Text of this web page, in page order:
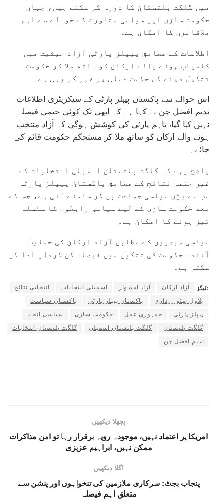
میں گلگت بلتستان کا دورہ کر سکتے ہیں، جہاں
حکومت سازی اور سیاسی مشاورت کے حوالے سے اہم
ملاقاتوں کا امکان ہے۔
اطلاعات کے مطابق پیپلز پارٹی آزاد حیثیت میں
کامیاب ہونے والے ارکان کو ساتھ ملا کر حکومت
تشکیل دینے کی حکمت عملی پر غور کر رہی ہے۔
اس حوالے سے پاکستان پیپلز پارٹی کے سیکریٹری اطلاعات
ندیم افضل چن نے کہا ہے کہ ابھی تک کوئی حتمی فیصلہ
نہیں کیا گیا، تاہم پارٹی کی کوشش ہوگی کہ آزاد منتخب
ہونے والے ارکان کو ساتھ ملا کر مستحکم حکومت قائم کی
جائے۔
واضح رہے کہ گلگت بلتستان اسمبلی انتخابات کے
غیر حتمی نتائج کے مطابق پاکستان پیپلز پارٹی
سب سے بڑی سیاسی جماعت بن کر سامنے آئی ہے، جس کے
بعد حکومت سازی کے لیے سیاسی رابطوں کا سلسلہ
تیز ہونے کا امکان ہے۔
سیاسی مبصرین کے مطابق آزاد ارکان کی حمایت
آئندہ حکومت کی تشکیل میں فیصلہ کن کردار ادا کر
سکتی ہے۔
ٹیگز: آزاد ارکان آزاد امیدوار اسمبلی انتخابات
انتخابی نتائج
بلاول بھٹو زرداری
پاکستان پیپلز پارٹی
پاکستان سیاست
پیپلز پارٹی
جمہوری عمل حکومت سازی
سیاسی اتحاد
گلگت بلتستان
گلگت بلتستان اسمبلی
گلگت بلتستان انتخابات
ندیم افضل چن
پچھلا دیکھیں
امریکا پر اعتماد نہیں، موجودہ رویہ برقرار رہا تو امن مذاکرات
ممکن نہیں، ابراہیم عزیزی
اگلا دیکھیں
پنجاب بجٹ: سرکاری ملازمین کی تنخواہوں اور پنشن سے
متعلق اہم فیصلہ